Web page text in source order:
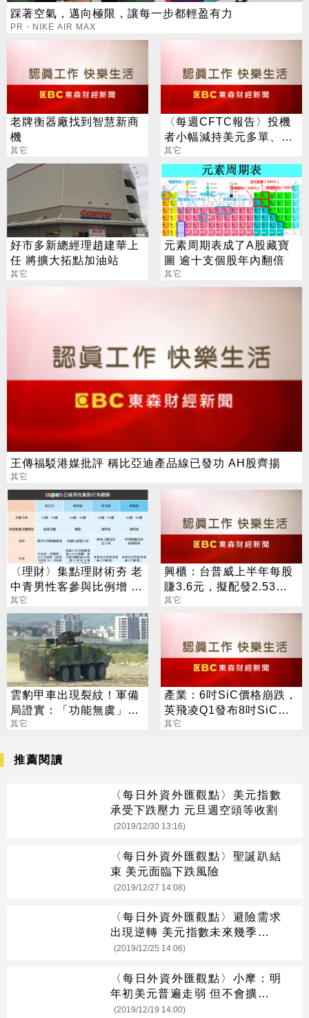
踩著空氣，邁向極限，讓每一步都輕盈有力
PR・NIKE AIR MAX
老牌衡器廠找到智慧新商
機
其它
〈每週CFTC報告〉投機
者小幅減持美元多單、看
多英鎊、澳幣
其它
好市多新總經理趙建華上
任 將擴大拓點加油站
其它
元素周期表成了A股藏寶
圖 逾十支個股年內翻倍
其它
王傳福駁港媒批評 稱比亞迪產品線已發功 AH股齊揚
其它
〈理財〉集點理財術夯 老
中青男性客參與比例增 年
輕族群熱衷超商集點
其它
興櫃：台普威上半年每股
賺3.6元，擬配發2.53元
股息及買回庫藏股60萬股
其它
雲豹甲車出現裂紋！軍備
局證實：「功能無虞」已
修復
其它
產業：6吋SiC價格崩跌，
英飛凌Q1發布8吋SiC避
開紅海殺戮
其它
推薦閱讀
〈每日外資外匯觀點〉美元指數
承受下跌壓力 元旦週空頭等收割
(2019/12/30 13:16)
〈每日外資外匯觀點〉聖誕趴結
束 美元面臨下跌風險
(2019/12/27 14:08)
〈每日外資外匯觀點〉避險需求
出現逆轉 美元指數未來幾季恐走
低
(2019/12/25 14:06)
〈每日外資外匯觀點〉小摩：明
年初美元普遍走弱 但不會擴大熊
市
(2019/12/19 14:00)